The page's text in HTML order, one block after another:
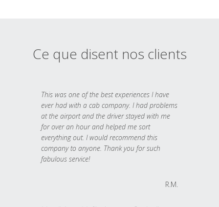
Ce que disent nos clients
This was one of the best experiences I have
ever had with a cab company. I had problems
at the airport and the driver stayed with me
for over an hour and helped me sort
everything out. I would recommend this
company to anyone. Thank you for such
fabulous service!
R.M.